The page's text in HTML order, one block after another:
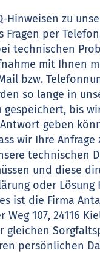
Hinweisen zu
Fragen per
technischen
mit Ihnen
bzw.
so lange in
gespeichert, bis
geben
wir Ihre Anfrage
technischen
und diese
oder Lösung
ist die Firma
Weg 107, 24116
gleichen
persönlichen